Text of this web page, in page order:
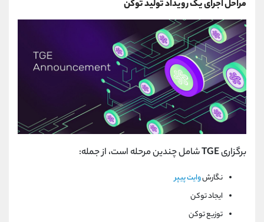
مراحل اجرای یک رویداد تولید توکن
برگزاریTGEشامل چندین مرحله است، از جمله:
نگارشوایت پیپر
ایجاد توکن
توزیع توکن